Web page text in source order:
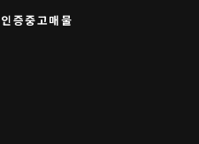
인증중고매물